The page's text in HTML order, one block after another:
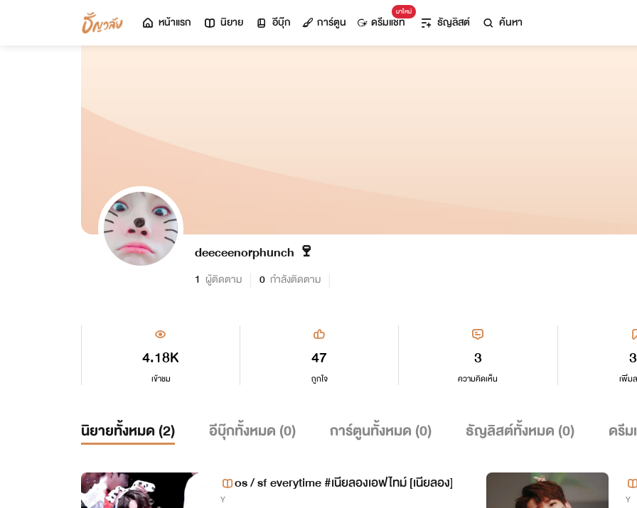
หน้าแรก นิยาย อีบุ๊ก การ์ตูน
มาใหม่
ดรีมแชท ธัญลิสต์ ค้นหา
deeceenorphunch 🍷
1 ผู้ติดตาม 0 กำลังติดตาม
4.18K
เข้าชม เพิ่ม
47
ถูกใจ
3
ความคิดเห็น
นิยายทั้งหมด (2) อีบุ๊กทั้งหมด (0) การ์ตูนทั้งหมด (0) ธัญลิสต์ทั้งหมด (0) ดรี
os / sf everytime #เนียลองเอฟไทม์ [เนียลอง]
Y Y